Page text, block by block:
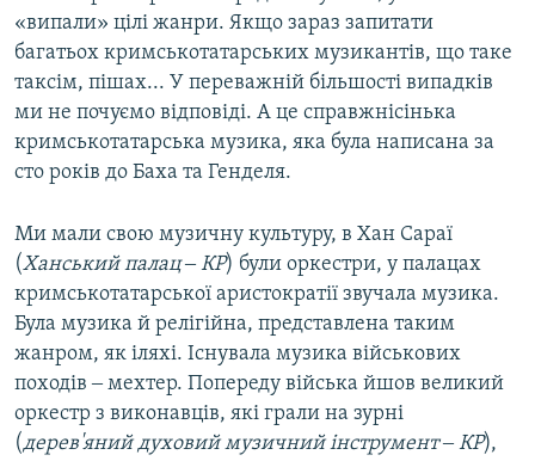
«випали» цілі жанри. Якщо зараз запитати
багатьох кримськотатарських музикантів, що таке
таксім, пішах... У переважній більшості випадків
ми не почуємо відповіді. А це справжнісінька
кримськотатарська музика, яка була написана за
сто років до Баха та Генделя.
Ми мали свою музичну культуру, в Хан Сараї
(Ханський палац ‒ КР) були оркестри, у палацах
кримськотатарської аристократії звучала музика.
Була музика й релігійна, представлена таким
жанром, як іляхі. Існувала музика військових
походів ‒ мехтер. Попереду війська йшов великий
оркестр з виконавців, які грали на зурні
(дерев'яний духовий музичний інструмент ‒ КР),